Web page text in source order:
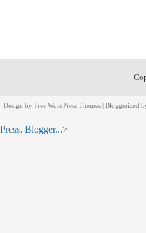
Design by Free WordPress Themes | Bloggerized
>